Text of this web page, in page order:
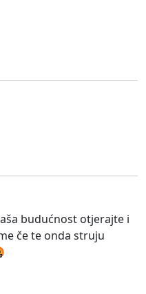
budućnost otjerajte i
če te onda struju